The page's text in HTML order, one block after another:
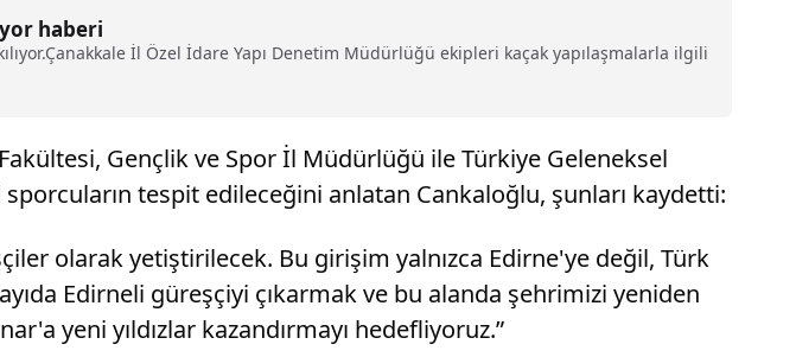
haberi
İl Özel İdare Yapı Denetim Müdürlüğü ekipleri kaçak yapılaşmalarla ilgili
Gençlik ve Spor İl Müdürlüğü ile Türkiye Geleneksel
tespit edileceğini anlatan Cankaloğlu, şunları kaydetti:
olarak yetiştirilecek. Bu girişim yalnızca Edirne'ye değil, Türk
Edirneli güreşçiyi çıkarmak ve bu alanda şehrimizi yeniden
yeni yıldızlar kazandırmayı hedefliyoruz.”